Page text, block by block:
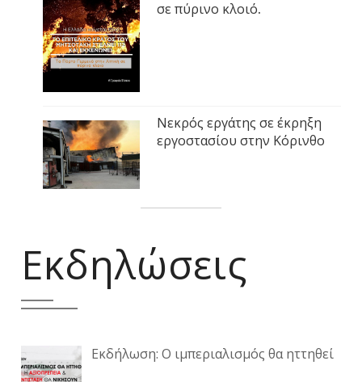
σε πύρινο κλοιό.
Νεκρός εργάτης σε έκρηξη
εργοστασίου στην Κόρινθο
Εκδηλώσεις
Εκδήλωση: Ο ιμπεριαλισμός θα ηττηθεί